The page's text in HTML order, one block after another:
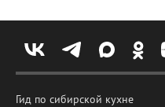
Гид по сибирской кухне